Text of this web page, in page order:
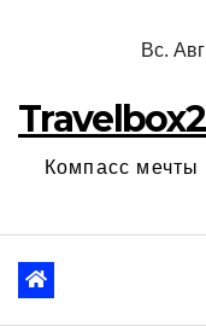
Вс.
Компасс мечты